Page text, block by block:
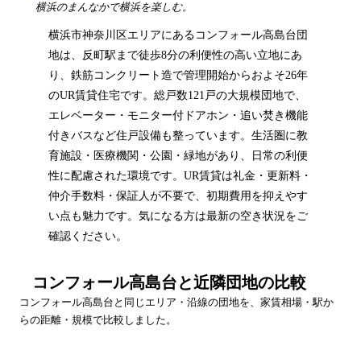
横浜のまんなかで横浜を楽しむ。
横浜市神奈川区エリアにあるコンフォール高島台団
地は、反町駅まで徒歩8分の利便性の高い立地にあ
り、鉄筋コンクリート造で管理開始からおよそ26年
のUR賃貸住宅です。総戸数121戸の大規模団地で、
エレベーター・モニター付ドアホン・追い焚き機能
付きバスなど住戸設備も整っています。生活圏に教
育施設・医療機関・公園・緑地があり、日常の利便
性に配慮された環境です。UR賃貸は礼金・更新料・
仲介手数料・保証人が不要で、初期費用を抑えやす
い点も魅力です。気になる方は最新の空き状況をご
確認ください。
コンフォール高島台と近隣団地の比較
コンフォール高島台 と同じエリア・沿線の団地を、家賃相場・駅か
らの距離・規模で比較しました。